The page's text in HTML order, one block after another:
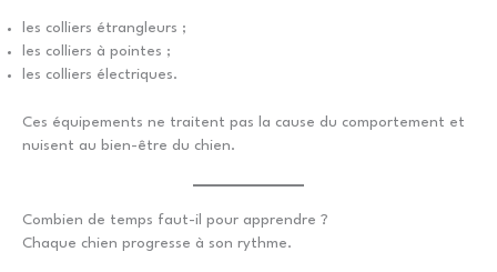
les colliers étrangleurs ;
les colliers à pointes ;
les colliers électriques.
Ces équipements ne traitent pas la cause du comportement et
nuisent au bien-être du chien.
Combien de temps faut-il pour apprendre ?
Chaque chien progresse à son rythme.